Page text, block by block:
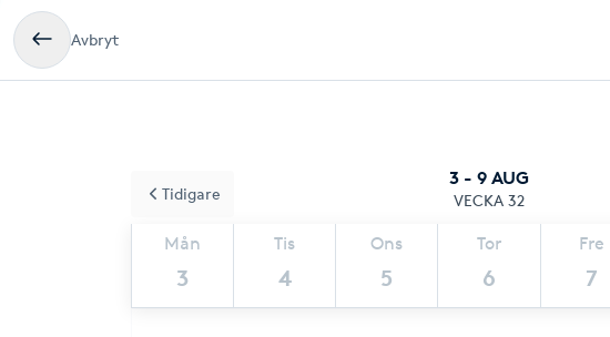
Avbryt
3 - 9 AUG
VECKA 32
Mån
3
Tis
4
Ons
5
Tor
6
Fre
7
Tidigare